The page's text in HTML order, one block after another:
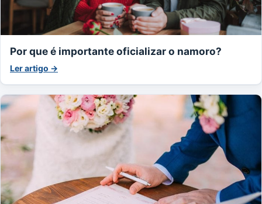
Por que é importante oficializar o namoro?
Ler artigo →